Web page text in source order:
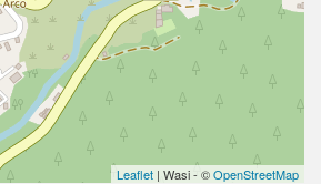
Leaflet | Wasi - ©OpenStreetMap